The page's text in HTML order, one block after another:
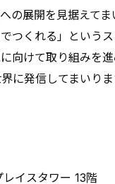
の展開を見据えて
つくれる」という
向けて取り組みを
に発信してまいり
イスタワー 13階